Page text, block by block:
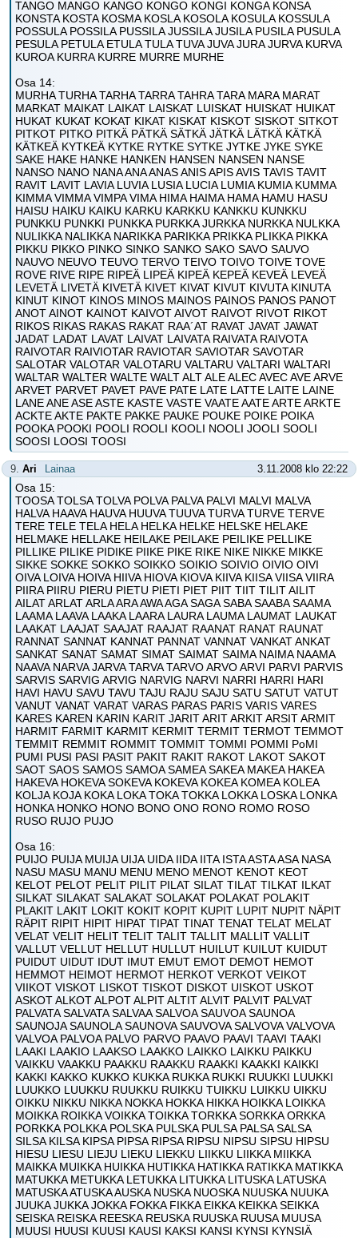
TANGO MANGO KANGO KONGO KONGI KONGA KONSA
KONSTA KOSTA KOSMA KOSLA KOSOLA KOSULA KOSSULA
POSSULA POSSILA PUSSILA JUSSILA JUSILA PUSILA PUSULA
PESULA PETULA ETULA TULA TUVA JUVA JURA JURVA KURVA
KUROA KURRA KURRE MURRE MURHE
Osa 14:
MURHA TURHA TARHA TARRA TAHRA TARA MARA MARAT
MARKAT MAIKAT LAIKAT LAISKAT LUISKAT HUISKAT HUIKAT
HUKAT KUKAT KOKAT KIKAT KISKAT KISKOT SISKOT SITKOT
PITKOT PITKO PITKÄ PÄTKÄ SÄTKÄ JÄTKÄ LÄTKÄ KÄTKÄ
KÄTKEÄ KYTKEÄ KYTKE RYTKE SYTKE JYTKE JYKE SYKE
SAKE HAKE HANKE HANKEN HANSEN NANSEN NANSE
NANSO NANO NANA ANA ANAS ANIS APIS AVIS TAVIS TAVIT
RAVIT LAVIT LAVIA LUVIA LUSIA LUCIA LUMIA KUMIA KUMMA
KIMMA VIMMA VIMPA VIMA HIMA HAIMA HAMA HAMU HASU
HAISU HAIKU KAIKU KARKU KARKKU KANKKU KUNKKU
PUNKKU PUNKKI PUNKKA PURKKA JURKKA NURKKA NULKKA
NULIKKA NALIKKA NARIKKA PARIKKA PRIKKA PLIKKA PIKKA
PIKKU PIKKO PINKO SINKO SANKO SAKO SAVO SAUVO
NAUVO NEUVO TEUVO TERVO TEIVO TOIVO TOIVE TOVE
ROVE RIVE RIPE RIPEÄ LIPEÄ KIPEÄ KEPEÄ KEVEÄ LEVEÄ
LEVETÄ LIVETÄ KIVETÄ KIVET KIVAT KIVUT KIVUTA KINUTA
KINUT KINOT KINOS MINOS MAINOS PAINOS PANOS PANOT
ANOT AINOT KAINOT KAIVOT AIVOT RAIVOT RIVOT RIKOT
RIKOS RIKAS RAKAS RAKAT RAA´AT RAVAT JAVAT JAWAT
JADAT LADAT LAVAT LAIVAT LAIVATA RAIVATA RAIVOTA
RAIVOTAR RAIVIOTAR RAVIOTAR SAVIOTAR SAVOTAR
SALOTAR VALOTAR VALOTARU VALTARU VALTARI WALTARI
WALTAR WALTER WALTE WALT ALT ALE ALEC AVEC AVE ARVE
ARVET PARVET PAVET PAVE PATE LATE LATTE LAITE LAINE
LANE ANE ASE ASTE KASTE VASTE VAATE AATE ARTE ARKTE
ACKTE AKTE PAKTE PAKKE PAUKE POUKE POIKE POIKA
POOKA POOKI POOLI ROOLI KOOLI NOOLI JOOLI SOOLI
SOOSI LOOSI TOOSI
9. Ari Lainaa 3.11.2008 klo 22:22
Osa 15:
TOOSA TOLSA TOLVA POLVA PALVA PALVI MALVI MALVA
HALVA HAAVA HAUVA HUUVA TUUVA TURVA TURVE TERVE
TERE TELE TELA HELA HELKA HELKE HELSKE HELAKE
HELMAKE HELLAKE HEILAKE PEILAKE PEILIKE PELLIKE
PILLIKE PILIKE PIDIKE PIIKE PIKE RIKE NIKE NIKKE MIKKE
SIKKE SOKKE SOKKO SOIKKO SOIKIO SOIVIO OIVIO OIVI
OIVA LOIVA HOIVA HIIVA HIOVA KIOVA KIIVA KIISA VIISA VIIRA
PIIRA PIIRU PIERU PIETU PIETI PIET PIIT TIIT TILIT AILIT
AILAT ARLAT ARLA ARA AWA AGA SAGA SABA SAABA SAAMA
LAAMA LAAVA LAAKA LAARA LAURA LAUMA LAUMAT LAUKAT
LAAKAT LAAJAT SAAJAT RAAJAT RAANAT RANAT RAUNAT
RANNAT SANNAT KANNAT PANNAT VANNAT VANKAT ANKAT
SANKAT SANAT SAMAT SIMAT SAIMAT SAIMA NAIMA NAAMA
NAAVA NARVA JARVA TARVA TARVO ARVO ARVI PARVI PARVIS
SARVIS SARVIG ARVIG NARVIG NARVI NARRI HARRI HARI
HAVI HAVU SAVU TAVU TAJU RAJU SAJU SATU SATUT VATUT
VANUT VANAT VARAT VARAS PARAS PARIS VARIS VARES
KARES KAREN KARIN KARIT JARIT ARIT ARKIT ARSIT ARMIT
HARMIT FARMIT KARMIT KERMIT TERMIT TERMOT TEMMOT
TEMMIT REMMIT ROMMIT TOMMIT TOMMI POMMI PoMI
PUMI PUSI PASI PASIT PAKIT RAKIT RAKOT LAKOT SAKOT
SAOT SAOS SAMOS SAMOA SAMEA SAKEA MAKEA HAKEA
HAKEVA HOKEVA SOKEVA KOKEVA KOKEA KOMEA KOLEA
KOLJA KOJA KOKA LOKA TOKA TOKKA LOKKA LOSKA LONKA
HONKA HONKO HONO BONO ONO RONO ROMO ROSO
RUSO RUJO PUJO
Osa 16:
PUIJO PUIJA MUIJA UIJA UIDA IIDA IITA ISTA ASTA ASA NASA
NASU MASU MANU MENU MENO MENOT KENOT KEOT
KELOT PELOT PELIT PILIT PILAT SILAT TILAT TILKAT ILKAT
SILKAT SILAKAT SALAKAT SOLAKAT POLAKAT POLAKIT
PLAKIT LAKIT LOKIT KOKIT KOPIT KUPIT LUPIT NUPIT NÄPIT
RÄPIT RIPIT HIPIT HIPAT TIPAT TINAT TENAT TELAT MELAT
VELAT VELIT HELIT TELIT TALIT TALLIT MALLIT VALLIT
VALLUT VELLUT HELLUT HULLUT HUILUT KUILUT KUIDUT
PUIDUT UIDUT IDUT IMUT EMUT EMOT DEMOT HEMOT
HEMMOT HEIMOT HERMOT HERKOT VERKOT VEIKOT
VIIKOT VISKOT LISKOT TISKOT DISKOT UISKOT USKOT
ASKOT ALKOT ALPOT ALPIT ALTIT ALVIT PALVIT PALVAT
PALVATA SALVATA SALVAA SALVOA SAUVOA SAUNOA
SAUNOJA SAUNOLA SAUNOVA SAUVOVA SALVOVA VALVOVA
VALVOA PALVOA PALVO PARVO PAAVO PAAVI TAAVI TAAKI
LAAKI LAAKIO LAAKSO LAAKKO LAIKKO LAIKKU PAIKKU
VAIKKU VAAKKU PAAKKU RAAKKU RAAKKI KAAKKI KAIKKI
KAKKI KAKKO KUKKO KUKKA RUKKA RUKKI RUUKKI LUUKKI
LUUKKO LUUKKU RUUKKU RUIKKU TUIKKU LUIKKU UIKKU
OIKKU NIKKU NIKKA NOKKA HOKKA HIKKA HOIKKA LOIKKA
MOIKKA ROIKKA VOIKKA TOIKKA TORKKA SORKKA ORKKA
PORKKA POLKKA POLSKA PULSKA PULSA PALSA SALSA
SILSA KILSA KIPSA PIPSA RIPSA RIPSU NIPSU SIPSU HIPSU
HIESU LIESU LIEJU LIEKU LIEKKU LIIKKU LIIKKA MIIKKA
MAIKKA MUIKKA HUIKKA HUTIKKA HATIKKA RATIKKA MATIKKA
MATUKKA METUKKA LETUKKA LITUKKA LITUSKA LATUSKA
MATUSKA ATUSKA AUSKA NUSKA NUOSKA NUUSKA NUUKA
JUUKA JUKKA JOKKA FOKKA FIKKA EIKKA KEIKKA SEIKKA
SEISKA REISKA REESKA REUSKA RUUSKA RUUSA MUUSA
MUUSI HUUSI KUUSI KAUSI KAKSI KANSI KYNSI KYNSIÄ